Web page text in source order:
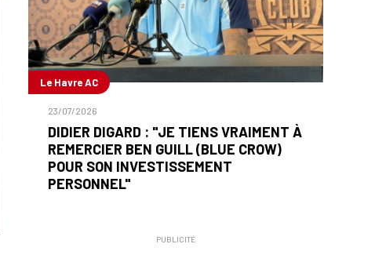
Le Havre AC
23/07/2026
DIDIER DIGARD : "JE TIENS VRAIMENT À
REMERCIER BEN GUILL (BLUE CROW)
POUR SON INVESTISSEMENT
PERSONNEL"
PUBLICITÉ